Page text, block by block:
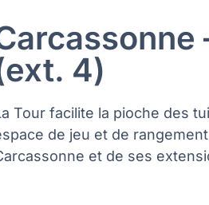
4)
Tour facilite la pioche des
de jeu et de
et de ses